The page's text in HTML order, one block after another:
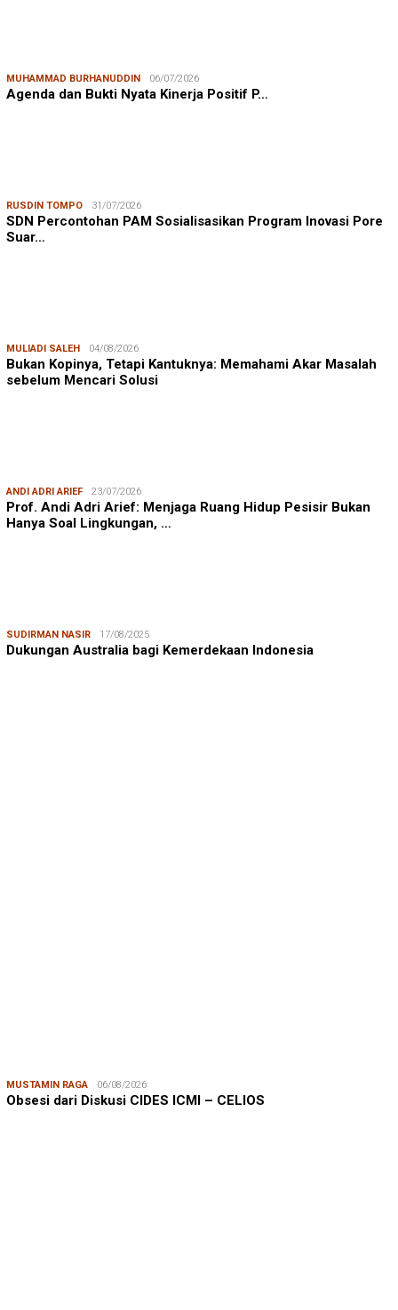
MUHAMMAD BURHANUDDIN 06/07/2026
Agenda dan Bukti Nyata Kinerja Positif P…
RUSDIN TOMPO 31/07/2026
SDN Percontohan PAM Sosialisasikan Program Inovasi Pore
Suar…
MULIADI SALEH 04/08/2026
Bukan Kopinya, Tetapi Kantuknya: Memahami Akar Masalah
sebelum Mencari Solusi
ANDI ADRI ARIEF 23/07/2026
Prof. Andi Adri Arief: Menjaga Ruang Hidup Pesisir Bukan
Hanya Soal Lingkungan, …
SUDIRMAN NASIR 17/08/2025
Dukungan Australia bagi Kemerdekaan Indonesia
MUSTAMIN RAGA 06/08/2026
Obsesi dari Diskusi CIDES ICMI – CELIOS